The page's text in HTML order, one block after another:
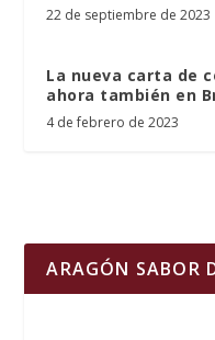
22 de septiembre de 2023
La nueva carta de
ahora también en
4 de febrero de 2023
ARAGÓN SABOR